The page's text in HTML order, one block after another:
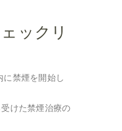
ックリ
に禁煙を開始し
けた禁煙治療の